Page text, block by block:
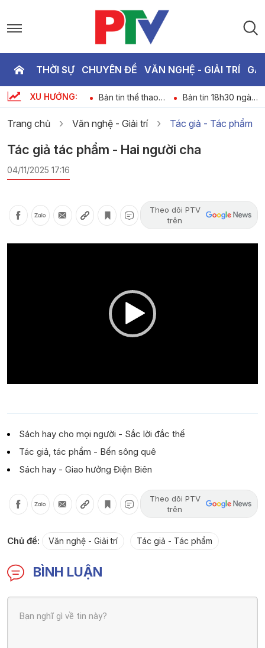
THỜI SỰ CHUYÊN ĐỀ VĂN NGHỆ - GIẢI TRÍ
XU HƯỚNG:
Chương trình thời
sự ngày 08-08-
Bản tin thể thao
ngày 08-08-2026
Bản tin 18h30 ngày
8-8-2026
Trang chủ Văn nghệ - Giải trí Tác giả - Tác phẩm
Tác giả tác phẩm - Hai người cha
04/11/2025 17:16
Theo dõi PTV
trên
Sách hay cho mọi người - Sắc lời đắc thế
Tác giả, tác phẩm - Bến sông quê
Sách hay - Giao hưởng Điện Biên
Theo dõi PTV
trên
Chủ đề: Văn nghệ - Giải trí Tác giả - Tác phẩm
BÌNH LUẬN